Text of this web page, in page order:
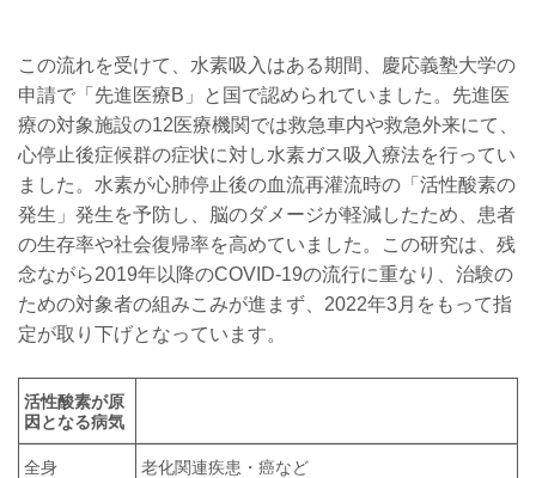
この流れを受けて、水素吸入はある期間、慶応義塾大学の
申請で「先進医療B」と国で認められていました。先進医
療の対象施設の12医療機関では救急車内や救急外来にて、
心停止後症候群の症状に対し水素ガス吸入療法を行ってい
ました。水素が心肺停止後の血流再灌流時の「活性酸素の
発生」発生を予防し、脳のダメージが軽減したため、患者
の生存率や社会復帰率を高めていました。この研究は、残
念ながら2019年以降のCOVID-19の流行に重なり、治験の
ための対象者の組みこみが進まず、2022年3月をもって指
定が取り下げとなっています。
活性酸素が原
因となる病気
全身 老化関連疾患・癌など